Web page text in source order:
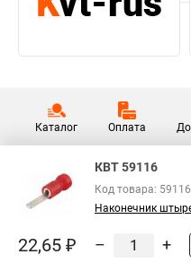
Каталог Оплата
КВТ 59116
Код товара: 59116
Наконечник
22,65 ₽ – +